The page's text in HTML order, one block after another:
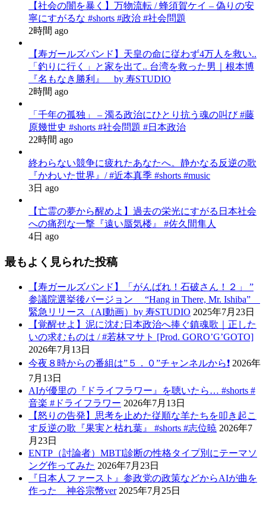
【社会の闇を暴く】万物流転 / 蜂須賀ケイ – 偽りの安
寧にすがるな #shorts #政治 #社会問題
2時間 ago
【寿ガールズバンド】天皇の命に従わず4万人を救い..
「釣りに行く」と家を出て.. 台湾を救った男｜根本博
『名もなき勝利』 by 寿STUDIO
2時間 ago
「千年の孤独」 – 濁る政治にひとり抗う魂の叫び #藤
原幾世史 #shorts #社会問題 #日本政治
22時間 ago
終わらない競争に疲れたあなたへ。静かなる反逆の歌
『かわいた世界』/ #近本真季 #shorts #music
3日 ago
【亡霊の夢から醒めよ】過去の栄光にすがる日本社会
への痛烈な一撃『遠い蜃気楼』 #佐久間隼人
4日 ago
最もよく見られた投稿
【寿ガールズバンド】「がんばれ！石破さん！２」 ”
参議院選挙後バージョン “Hang in There, Mr. Ishiba”
緊急リリース（AI動画）by 寿STUDIO 2025年7月23日
【覚醒せよ】泥に沈む日本政治へ捧ぐ鎮魂歌｜正した
いの求むものは / #若林マサト [Prod. GORO’G’GOTO]
2026年7月13日
今夜８時からの番組は”５．０”チャンネルから❗️ 2026年
7月13日
AIが優里の『ドライフラワー』を聴いたら… #shorts #
音楽 #ドライフラワー 2026年7月13日
【怒りの告発】思考を止めた従順な羊たちを叩き起こ
す反逆の歌『果実と枯れ葉』 #shorts #志位暁 2026年7
月23日
ENTP（討論者）MBTI診断の性格タイプ別にテーマソ
ング作ってみた 2026年7月23日
『日本人ファースト』参政党の政策などからAIが曲を
作った 神谷宗幣ver 2025年7月25日